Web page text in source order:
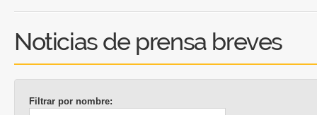
Noticias de prensa breves
Filtrar por nombre: